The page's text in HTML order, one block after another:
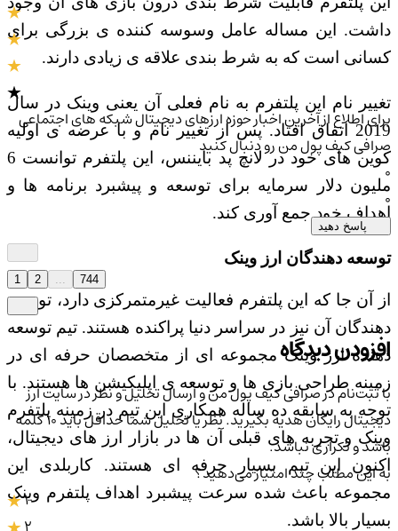
داشت. این مساله عامل وسوسه کننده ی بزرگی برای
کسانی است که به شرط بندی علاقه ی زیادی دارند.
تغییر نام این پلتفرم به نام فعلی آن یعنی وینک در سال
2019 اتفاق افتاد. پس از تغییر نام و با عرضه ی اولیه
کوین های خود در لانچ پد بایننس، این پلتفرم توانست 6
ملیون دلار سرمایه برای توسعه و پیشبرد برنامه ها و
اهداف خود جمع آوری کند.
توسعه دهندگان ارز وینک
از آن جا که این پلتفرم فعالیت غیرمتمرکزی دارد، توسعه
دهندگان آن نیز در سراسر دنیا پراکنده هستند. تیم توسعه
دهنده ارز وینک مجموعه ای از متخصصان حرفه ای در
زمینه طراحی بازی ها و توسعه ی اپلیکیشن ها هستند. با
توجه به سابقه ده ساله همکاری این تیم در زمینه پلتفرم
وینک و تجربه های قبلی آن ها در بازار ارز های دیجیتال،
اکنون این تیم بسیار حرفه ای هستند. کاربلدی این
مجموعه باعث شده سرعت پیشبرد اهداف پلتفرم وینک
بسیار بالا باشد.
برای اطلاع از آخرین اخبار حوزه ارزهای دیجیتال شبکه های اجتماعی
صرافی کیف پول من رو دنبال کنید
پاسخ دهید
744
افزودن دیدگاه
با ثبت‌نام در صرافی کیف پول من و ارسال تحلیل و نظر در سایت ارز
دیجیتال رایگان هدیه بگیرید. نظر یا تحلیل شما حداقل باید ۱۰ کلمه
باشد و تکراری نباشد.
به این مطلب چند امتیاز می‌دهید؟
1